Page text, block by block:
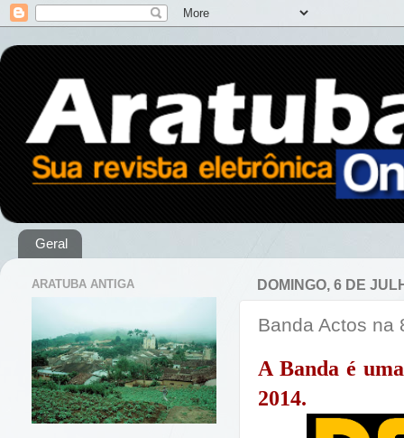
Geral
DOMINGO, 6 DE
Banda Actos na
A Banda é
2014.
ARATUBA ANTIGA